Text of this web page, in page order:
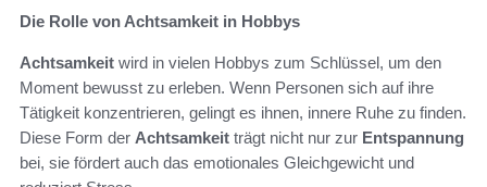
Die Rolle von Achtsamkeit in Hobbys
Achtsamkeit wird in vielen Hobbys zum Schlüssel, um den
Moment bewusst zu erleben. Wenn Personen sich auf ihre
Tätigkeit konzentrieren, gelingt es ihnen, innere Ruhe zu finden.
Diese Form der Achtsamkeit trägt nicht nur zur Entspannung
bei, sie fördert auch das emotionales Gleichgewicht und